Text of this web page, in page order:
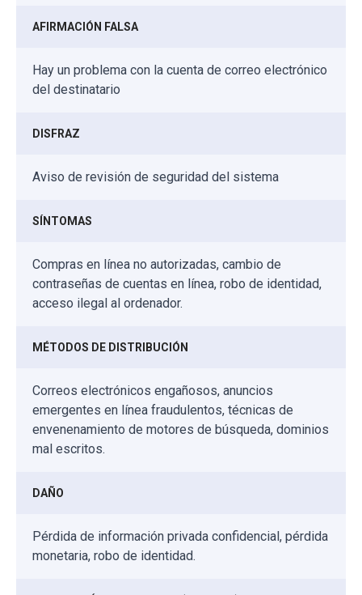
AFIRMACIÓN FALSA
Hay un problema con la cuenta de correo electrónico
del destinatario
DISFRAZ
Aviso de revisión de seguridad del sistema
SÍNTOMAS
Compras en línea no autorizadas, cambio de
contraseñas de cuentas en línea, robo de identidad,
acceso ilegal al ordenador.
MÉTODOS DE DISTRIBUCIÓN
Correos electrónicos engañosos, anuncios
emergentes en línea fraudulentos, técnicas de
envenenamiento de motores de búsqueda, dominios
mal escritos.
DAÑO
Pérdida de información privada confidencial, pérdida
monetaria, robo de identidad.